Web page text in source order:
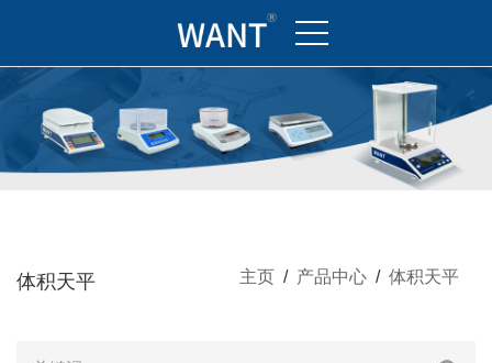
体积天平 主页 / 产品中心 / 体积天平